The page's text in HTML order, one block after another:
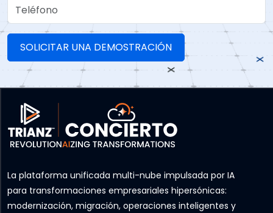
La plataforma unificada multi-nube impulsada por IA
para transformaciones empresariales hipersónicas:
modernización, migración, operaciones inteligentes y